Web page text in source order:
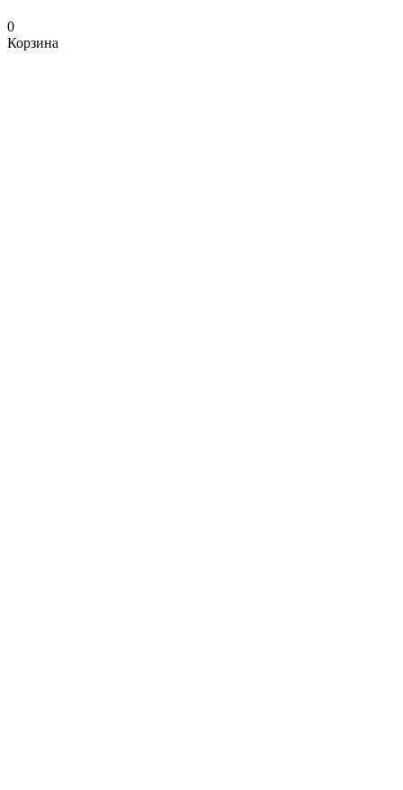
0
Корзина